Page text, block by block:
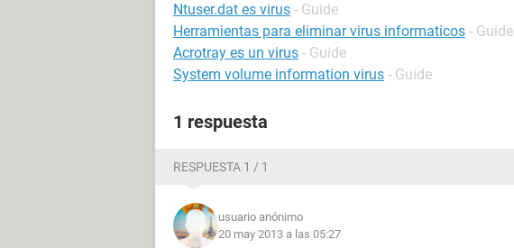
Ntuser.dat es virus - Guide
Herramientas para eliminar virus informaticos - Guide
Acrotray es un virus - Guide
System volume information virus - Guide
1 respuesta
RESPUESTA 1 / 1
usuario anónimo
20 may 2013 a las 05:27